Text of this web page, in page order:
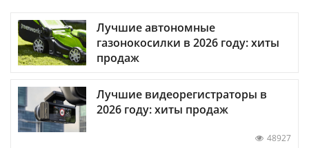
Лучшие автономные
газонокосилки в 2026 году: хиты
продаж
Лучшие видеорегистраторы в
2026 году: хиты продаж
48927